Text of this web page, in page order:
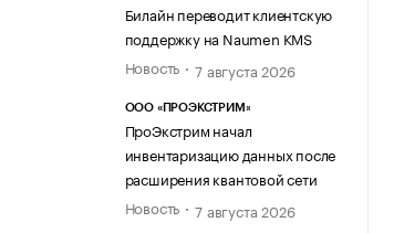
Билайн переводит клиентскую
поддержку на Naumen KMS
Новость
7 августа 2026
ООО «ПРОЭКСТРИМ»
ПроЭкстрим начал
инвентаризацию данных после
расширения квантовой сети
Новость
7 августа 2026